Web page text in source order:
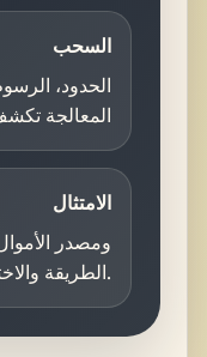
السحب
الحدود،
المعالجة
الامتثال
الطريقة والاختصاص والمخاطر.